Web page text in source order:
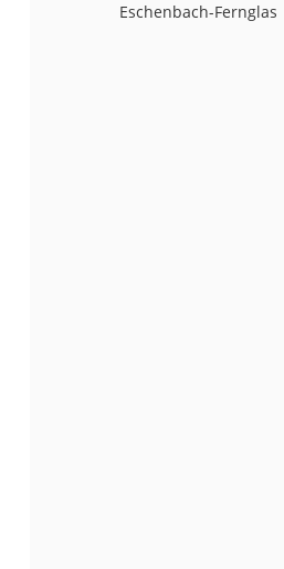
Eschenbach-Fernglas